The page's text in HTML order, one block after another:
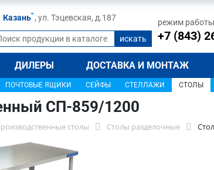
Казань , ул. Тэцевская, д.187 режим
+7 (843)
ДИЛЕРЫ ДОСТАВКА И МОНТАЖ
ПОЧТОВЫЕ ЯЩИКИ СЕЙФЫ СТЕЛЛАЖИ СТОЛЫ
СП-859/1200
столы Столы разделочные